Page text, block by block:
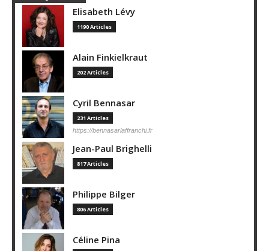
Elisabeth Lévy
1190 Articles
Alain Finkielkraut
202 Articles
Cyril Bennasar
231 Articles
https://bennasarlaffranchi.fr
Jean-Paul Brighelli
817 Articles
Philippe Bilger
806 Articles
Céline Pina